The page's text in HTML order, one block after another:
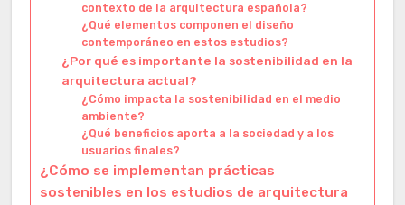
contexto de la arquitectura española?
¿Qué elementos componen el diseño
contemporáneo en estos estudios?
¿Por qué es importante la sostenibilidad en la
arquitectura actual?
¿Cómo impacta la sostenibilidad en el medio
ambiente?
¿Qué beneficios aporta a la sociedad y a los
usuarios finales?
¿Cómo se implementan prácticas
sostenibles en los estudios de arquitectura